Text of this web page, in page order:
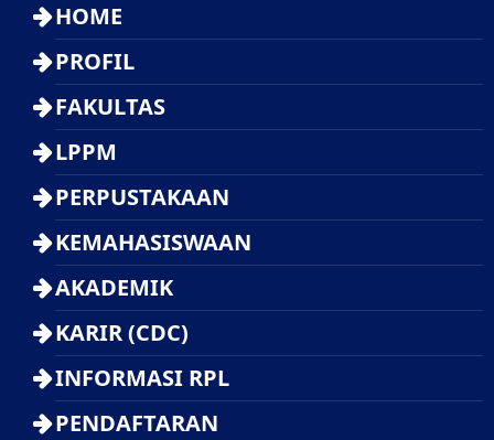
HOME
PROFIL
FAKULTAS
LPPM
PERPUSTAKAAN
KEMAHASISWAAN
AKADEMIK
KARIR (CDC)
INFORMASI RPL
PENDAFTARAN